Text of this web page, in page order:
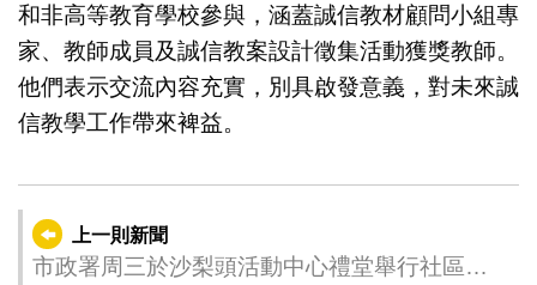
和非高等教育學校參與，涵蓋誠信教材顧問小組專
家、教師成員及誠信教案設計徵集活動獲獎教師。
他們表示交流內容充實，別具啟發意義，對未來誠
信教學工作帶來裨益。
上一則新聞
市政署周三於沙梨頭活動中心禮堂舉行社區座